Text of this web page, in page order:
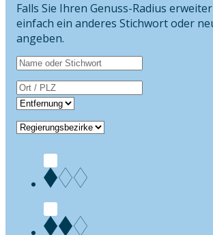
Falls Sie Ihren Genuss-Radius
einfach ein anderes Stichwort oder
angeben.